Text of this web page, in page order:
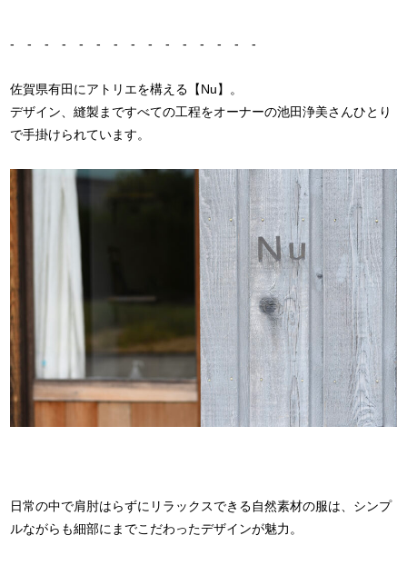
- - - - - - - - - - - - - - -
佐賀県有田にアトリエを構える【Nu】。
デザイン、縫製まですべての工程をオーナーの池田浄美さんひとり
で手掛けられています。
日常の中で肩肘はらずにリラックスできる自然素材の服は、シンプ
ルながらも細部にまでこだわったデザインが魅力。